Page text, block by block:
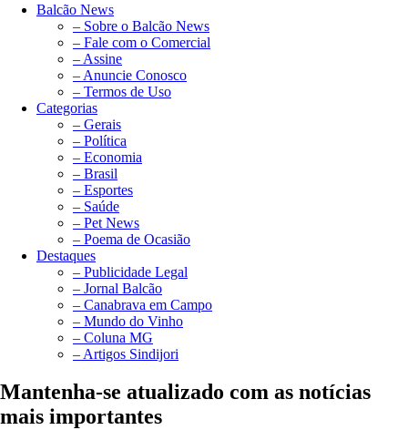
Balcão News
– Sobre o Balcão News
– Fale com o Comercial
– Assine
– Anuncie Conosco
– Termos de Uso
Categorias
– Gerais
– Política
– Economia
– Brasil
– Esportes
– Saúde
– Pet News
– Poema de Ocasião
Destaques
– Publicidade Legal
– Jornal Balcão
– Canabrava em Campo
– Mundo do Vinho
– Coluna MG
– Artigos Sindijori
Mantenha-se atualizado com as notícias
mais importantes